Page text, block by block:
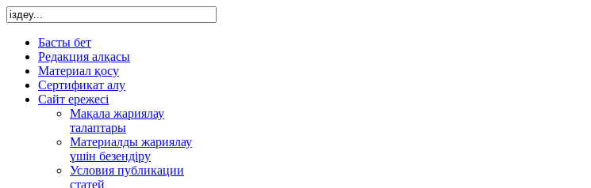
Басты бет
Редакция алқасы
Материал қосу
Сертификат алу
Сайт ережесі
Мақала жариялау
талаптары
Материалды жариялау
үшін безендіру
Условия публикации
статей